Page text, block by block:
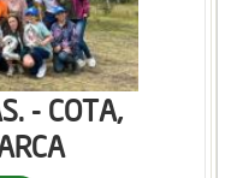
- COTA,